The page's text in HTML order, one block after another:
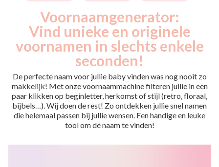
Voornaamgenerator:
Vind unieke en originele
voornamen in slechts enkele
seconden!
De perfecte naam voor jullie baby vinden was nog nooit zo
makkelijk! Met onze voornaammachine filteren jullie in een
paar klikken op beginletter, herkomst of stijl (retro, floraal,
bijbels…). Wij doen de rest! Zo ontdekken jullie snel namen
die helemaal passen bij jullie wensen. Een handige en leuke
tool om dé naam te vinden!